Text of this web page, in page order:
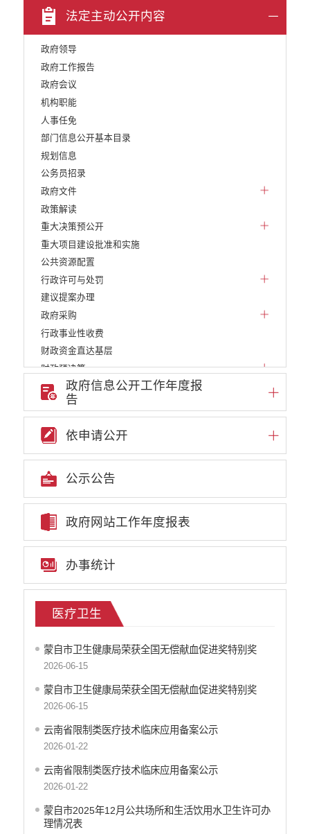
法定主动公开内容
政府领导
政府工作报告
政府会议
机构职能
人事任免
部门信息公开基本目录
规划信息
公务员招录
政府文件
政策解读
重大决策预公开
重大项目建设批准和实施
公共资源配置
行政许可与处罚
建议提案办理
政府采购
行政事业性收费
财政资金直达基层
财政预决算
减税降费
稳岗就业
社会救助
食品药品监管
产品质量
公共文化服务
乡村振兴
应急预案
生态环境
环境质量信息
安全生产
法治政府建设年度报告
重点领域责任部门信息公开
政府信息公开工作年度报
告
依申请公开
公示公告
政府网站工作年度报表
办事统计
医疗卫生
蒙自市卫生健康局荣获全国无偿献血促进奖特别奖
2026-06-15
蒙自市卫生健康局荣获全国无偿献血促进奖特别奖
2026-06-15
云南省限制类医疗技术临床应用备案公示
2026-01-22
云南省限制类医疗技术临床应用备案公示
2026-01-22
蒙自市2025年12月公共场所和生活饮用水卫生许可办
理情况表